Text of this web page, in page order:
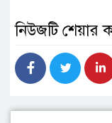
নিউজটি শেয়ার